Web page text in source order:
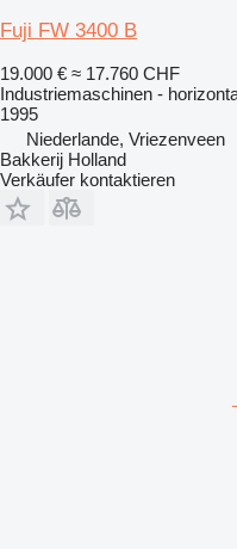
Fuji FW 3400 B
19.000 € ≈ 17.760 CHF
Industriemaschinen -
1995
Niederlande, Vriezenveen
Bakkerij Holland
Verkäufer kontaktieren